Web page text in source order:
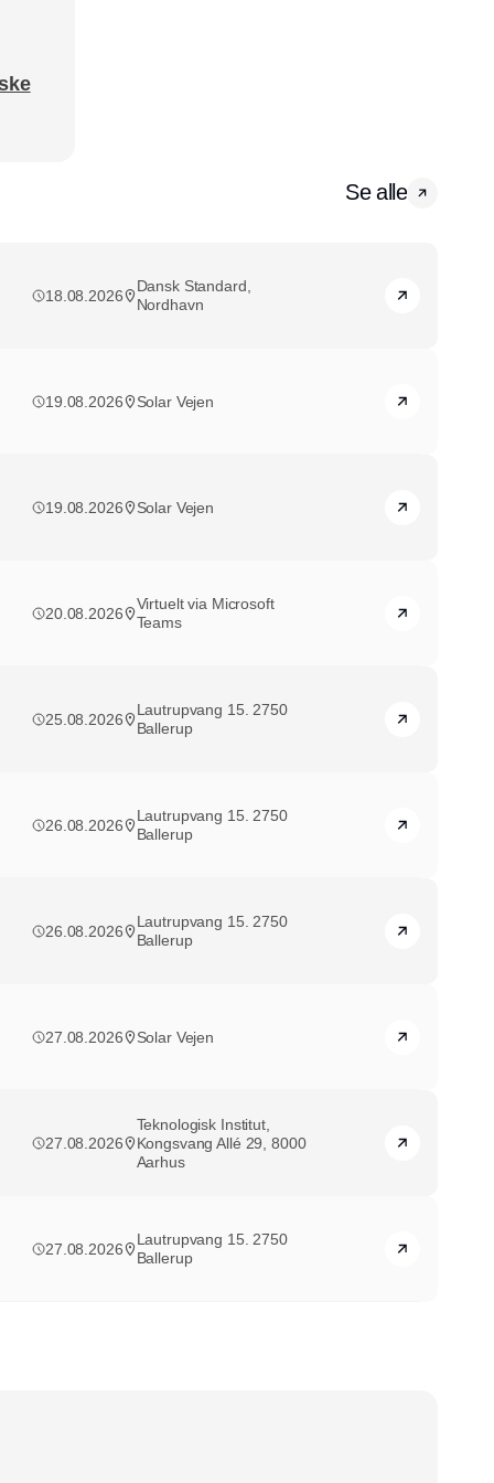
Se alle
18.08.2026
Dansk Standard,
Nordhavn
19.08.2026 Solar Vejen
19.08.2026 Solar Vejen
20.08.2026
Virtuelt via Microsoft
Teams
25.08.2026
Lautrupvang 15. 2750
Ballerup
26.08.2026
Lautrupvang 15. 2750
Ballerup
26.08.2026
Lautrupvang 15. 2750
Ballerup
27.08.2026 Solar Vejen
27.08.2026
Teknologisk Institut,
Kongsvang Allé 29, 8000
Aarhus
27.08.2026
Lautrupvang 15. 2750
Ballerup